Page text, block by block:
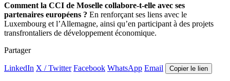
Comment la CCI de Moselle collabore-t-elle avec ses
partenaires européens ? En renforçant ses liens avec le
Luxembourg et l’Allemagne, ainsi qu’en participant à des projets
transfrontaliers de développement économique.
Partager
LinkedIn X / Twitter Facebook WhatsApp Email Copier le lien